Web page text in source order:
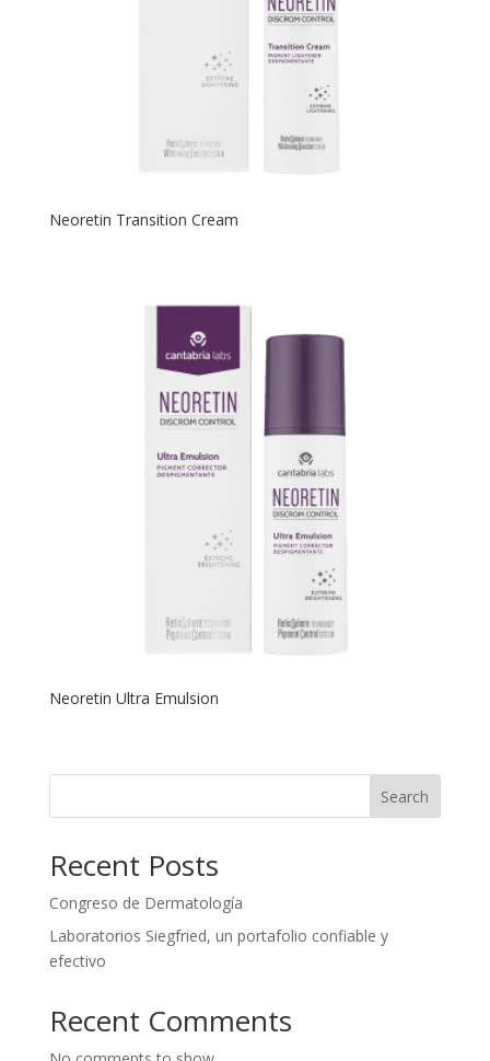
Neoretin Transition Cream
Neoretin Ultra Emulsion
Search
Recent Posts
Congreso de Dermatología
Laboratorios Siegfried, un portafolio confiable y
efectivo
Recent Comments